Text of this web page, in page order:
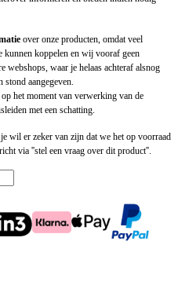
over onze producten, omdat veel
kunnen koppelen en wij vooraf geen
webshops, waar je helaas achteraf alsnog
stond aangegeven.
het moment van verwerking van de
met een schatting.
wil er zeker van zijn dat we het op voorraad
via ''stel een vraag over dit product''.